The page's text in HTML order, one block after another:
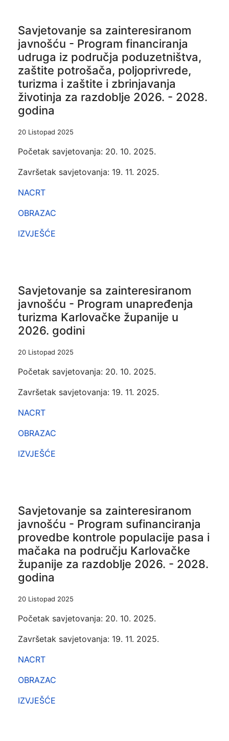
Savjetovanje sa zainteresiranom
javnošću - Program financiranja
udruga iz područja poduzetništva,
zaštite potrošača, poljoprivrede,
turizma i zaštite i zbrinjavanja
životinja za razdoblje 2026. - 2028.
godina
20 Listopad 2025
Početak savjetovanja: 20. 10. 2025.
Završetak savjetovanja: 19. 11. 2025.
NACRT
OBRAZAC
IZVJEŠĆE
Savjetovanje sa zainteresiranom
javnošću - Program unapređenja
turizma Karlovačke županije u
2026. godini
20 Listopad 2025
Početak savjetovanja: 20. 10. 2025.
Završetak savjetovanja: 19. 11. 2025.
NACRT
OBRAZAC
IZVJEŠĆE
Savjetovanje sa zainteresiranom
javnošću - Program sufinanciranja
provedbe kontrole populacije pasa i
mačaka na području Karlovačke
županije za razdoblje 2026. - 2028.
godina
20 Listopad 2025
Početak savjetovanja: 20. 10. 2025.
Završetak savjetovanja: 19. 11. 2025.
NACRT
OBRAZAC
IZVJEŠĆE